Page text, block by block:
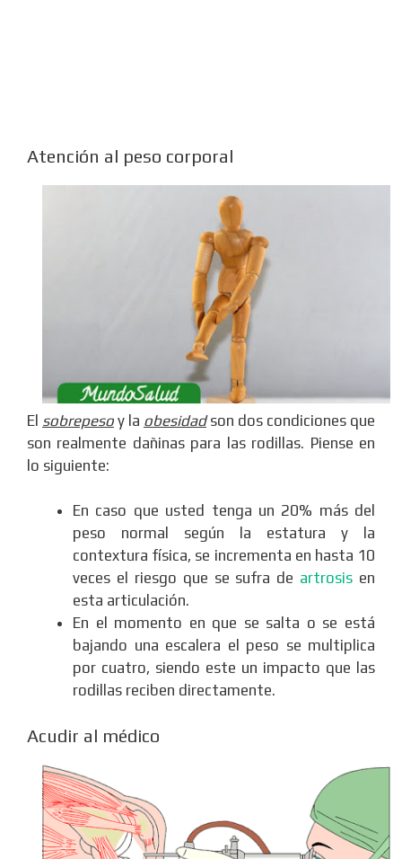
Atención al peso corporal
El sobrepeso y la obesidadson dos condiciones que
son realmente dañinas para las rodillas. Piense en
lo siguiente:
En caso que usted tenga un 20% más del
peso normal según la estatura y la
contextura física, se incrementa en hasta 10
veces el riesgo que se sufra de artrosis en
esta articulación.
En el momento en que se salta o se está
bajando una escalera el peso se multiplica
por cuatro, siendo este un impacto que las
rodillas reciben directamente.
Acudir al médico